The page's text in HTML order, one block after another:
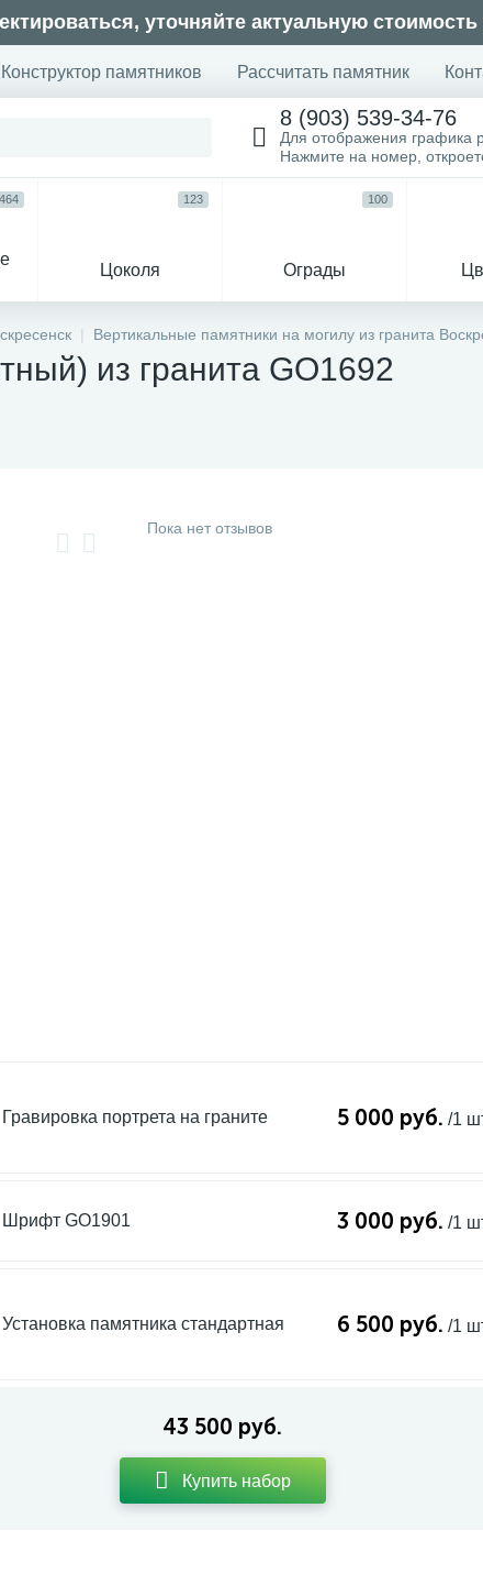
уточняйте актуальную
Конструктор памятников Рассчитать памятник
8 (903) 539-34-76
Для отображения графика
Нажмите на номер,
464
Цоколя
123
Ограды
100
кресты
Вертикальные памятники на могилу из гранита
из гранита GO1692
Пока нет отзывов
Гравировка портрета на граните 5 000 руб. /1
Шрифт GO1901 3 000 руб. /1
Установка памятника стандартная 6 500 руб. /1
43 500 руб.
Купить набор